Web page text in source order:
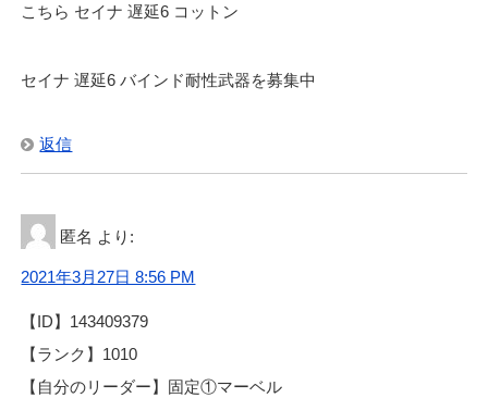
こちら セイナ 遅延6 コットン
セイナ 遅延6 バインド耐性武器を募集中
返信
匿名 より:
2021年3月27日 8:56 PM
【ID】143409379
【ランク】1010
【自分のリーダー】固定①マーベル